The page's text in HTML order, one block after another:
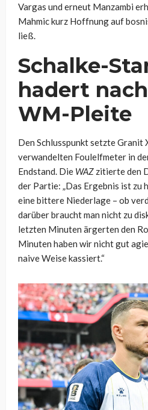
Vargas und erneut Manzambi
Mahmic kurz Hoffnung auf
ließ.
Schalke-
hadert
WM-Pleite
Den Schlusspunkt setzte Granit
verwandelten Foulelfmeter in
Endstand. Die WAZ zitierte den
der Partie: „Das Ergebnis ist zu
eine bittere Niederlage – ob
darüber braucht man nicht zu
letzten Minuten ärgerten den
Minuten haben wir nicht gut
naive Weise kassiert.“